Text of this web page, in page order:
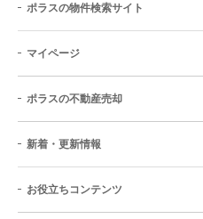
ポラスの物件検索サイト
マイページ
ポラスの不動産売却
新着・更新情報
お役立ちコンテンツ